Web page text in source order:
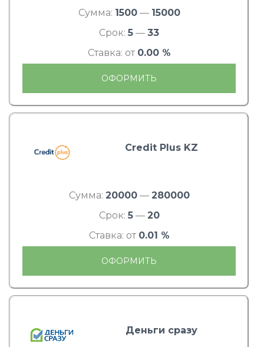
Сумма: 1500— 15000
Срок: 5 — 33
Ставка: от 0.00 %
ОФОРМИТЬ
Credit Plus KZ
Сумма: 20000— 280000
Срок: 5— 20
Ставка: от 0.01 %
ОФОРМИТЬ
Деньги сразу